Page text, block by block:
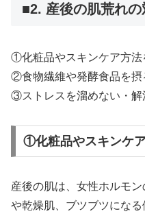
■2. 産後の肌荒れ
①化粧品やスキンケア方法
②食物繊維や発酵食品を摂
③ストレスを溜めない・解
①化粧品やスキンケ
産後の肌は、女性ホルモ
や乾燥肌、ブツブツになる